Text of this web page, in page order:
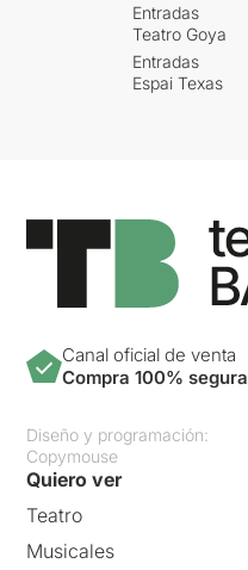
Entradas
Teatro Goya
Entradas
Espai Texas
Canal oficial de venta
Compra 100% segura
Diseño y programación:
Copymouse
Quiero ver
Teatro
Musicales